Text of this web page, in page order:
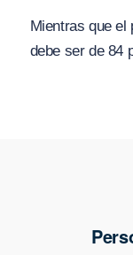
Mientras que el
debe ser de 84